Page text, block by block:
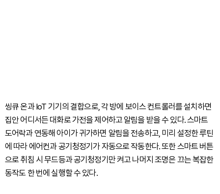
씽큐 온과 IoT 기기의 결합으로, 각 방에 보이스 컨트롤러를 설치하면
집안 어디서든 대화로 가전을 제어하고 알림을 받을 수 있다. 스마트
도어락과 연동해 아이가 귀가하면 알림을 전송하고, 미리 설정한 루틴
에 따라 에어컨과 공기청정기가 자동으로 작동한다. 또한 스마트 버튼
으로 취침 시 무드등과 공기청정기만 켜고 나머지 조명은 끄는 복잡한
동작도 한 번에 실행할 수 있다.